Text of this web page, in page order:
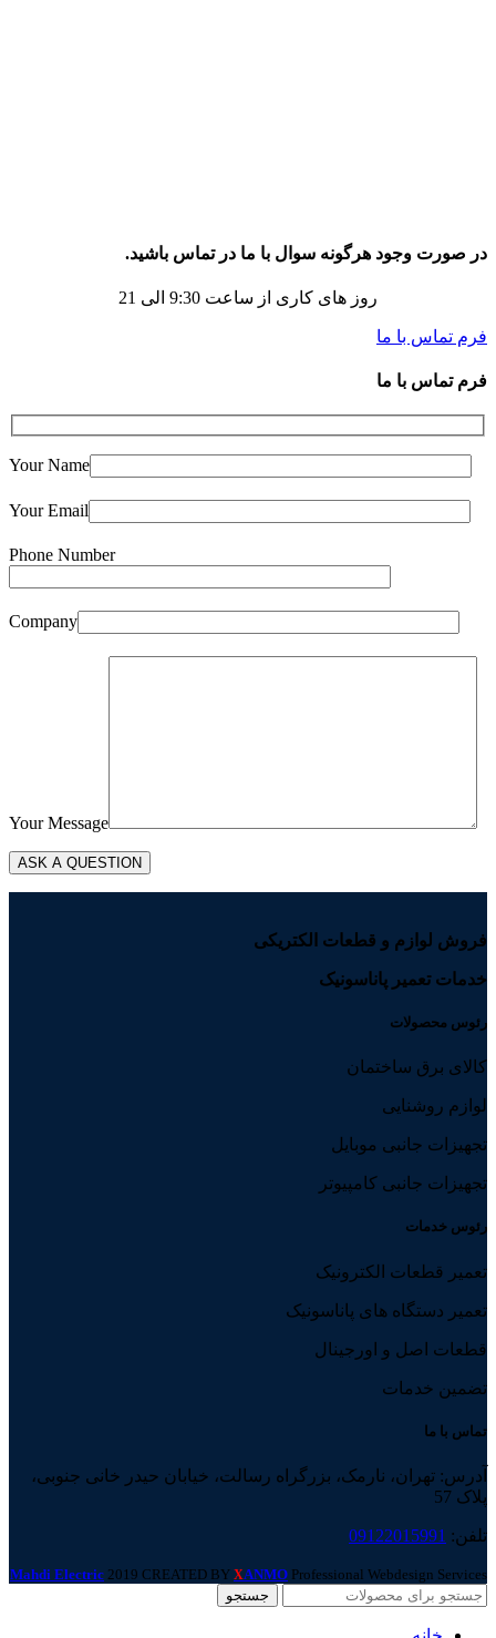
در صورت وجود هرگونه سوال با ما در تماس باشید.
روز های کاری از ساعت 9:30 الی 21
فرم تماس با ما
فرم تماس با ما
Your Name
Your Email
Phone Number
Company
Your Message
فروش لوازم و قطعات الکتریکی
خدمات تعمیر پاناسونیک
رئوس محصولات
کالای برق ساختمان
لوازم روشنایی
تجهیزات جانبی موبایل
تجهیزات جانبی کامپیوتر
رئوس خدمات
تعمیر قطعات الکترونیک
تعمیر دستگاه های پاناسونیک
قطعات اصل و اورجینال
تضمین خدمات
تماس با ما
آدرس: تهران، نارمک، بزرگراه رسالت، خیابان حیدر خانی جنوبی،
پلاک 57
تلفن: 09122015991
Mahdi Electric 2019 CREATED BY XANMO Professional Webdesign Services
جستجو